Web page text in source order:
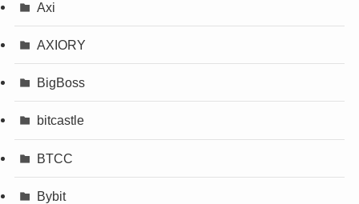
Axi
AXIORY
BigBoss
bitcastle
BTCC
Bybit